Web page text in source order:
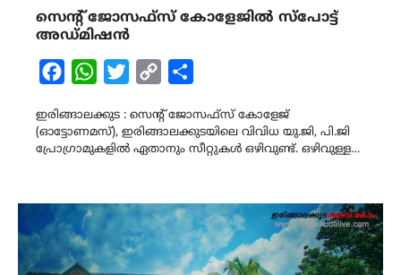
സെന്റ് ജോസഫ്സ് കോളേജിൽ സ്പോട്ട്
അഡ്മിഷൻ
FacebookWhatsAppTwitterCopy
ഇരിങ്ങാലക്കുട : സെന്റ് ജോസഫ്സ് കോളേജ്
(ഓട്ടോണമസ്), ഇരിങ്ങാലക്കുടയിലെ വിവിധ യു.ജി, പി.ജി
പ്രോഗ്രാമുകളിൽ ഏതാനും സീറ്റുകൾ ഒഴിവുണ്ട്. ഒഴിവുള്ള…